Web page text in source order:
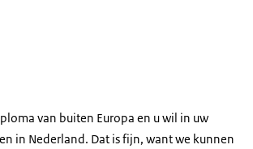
van buiten Europa en u wil in uw
in Nederland. Dat is fijn, want we kunnen